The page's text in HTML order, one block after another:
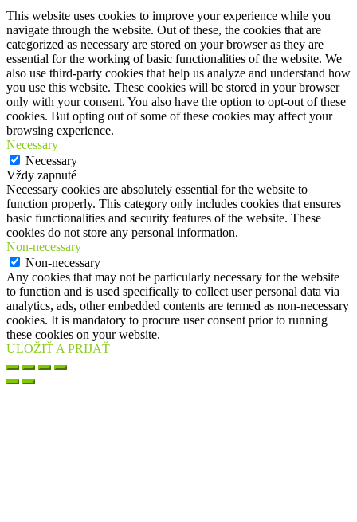
This website uses cookies to improve your experience while you
navigate through the website. Out of these, the cookies that are
categorized as necessary are stored on your browser as they are
essential for the working of basic functionalities of the website. We
also use third-party cookies that help us analyze and understand how
you use this website. These cookies will be stored in your browser
only with your consent. You also have the option to opt-out of these
cookies. But opting out of some of these cookies may affect your
browsing experience.
Necessary
Necessary
Vždy zapnuté
Necessary cookies are absolutely essential for the website to
function properly. This category only includes cookies that ensures
basic functionalities and security features of the website. These
cookies do not store any personal information.
Non-necessary
Non-necessary
Any cookies that may not be particularly necessary for the website
to function and is used specifically to collect user personal data via
analytics, ads, other embedded contents are termed as non-necessary
cookies. It is mandatory to procure user consent prior to running
these cookies on your website.
ULOŽIŤ A PRIJAŤ